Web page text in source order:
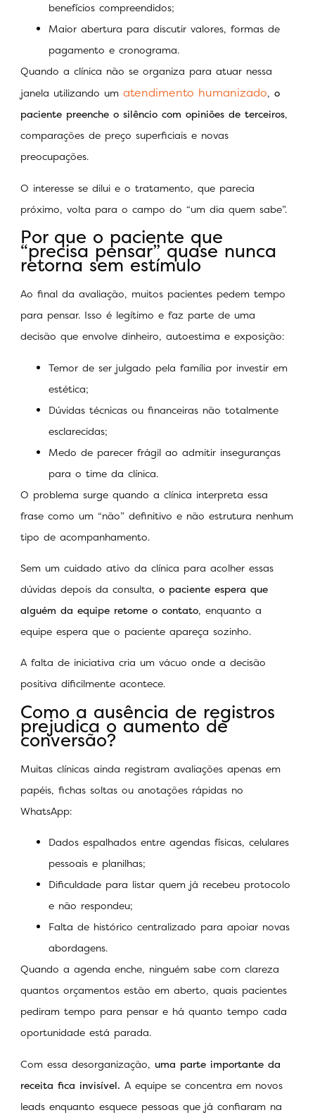
benefícios compreendidos;
Maior abertura para discutir valores, formas de
pagamento e cronograma.
Quando a clínica não se organiza para atuar nessa
janela utilizando um atendimento humanizado, o
paciente preenche o silêncio com opiniões de terceiros,
comparações de preço superficiais e novas
preocupações.
O interesse se dilui e o tratamento, que parecia
próximo, volta para o campo do “um dia quem sabe”.
Por que o paciente que
“precisa pensar” quase nunca
retorna sem estímulo
Ao final da avaliação, muitos pacientes pedem tempo
para pensar. Isso é legítimo e faz parte de uma
decisão que envolve dinheiro, autoestima e exposição:
Temor de ser julgado pela família por investir em
estética;
Dúvidas técnicas ou financeiras não totalmente
esclarecidas;
Medo de parecer frágil ao admitir inseguranças
para o time da clínica.
O problema surge quando a clínica interpreta essa
frase como um “não” definitivo e não estrutura nenhum
tipo de acompanhamento.
Sem um cuidado ativo da clínica para acolher essas
dúvidas depois da consulta, o paciente espera que
alguém da equipe retome o contato, enquanto a
equipe espera que o paciente apareça sozinho.
A falta de iniciativa cria um vácuo onde a decisão
positiva dificilmente acontece.
Como a ausência de registros
prejudica o aumento de
conversão?
Muitas clínicas ainda registram avaliações apenas em
papéis, fichas soltas ou anotações rápidas no
WhatsApp:
Dados espalhados entre agendas físicas, celulares
pessoais e planilhas;
Dificuldade para listar quem já recebeu protocolo
e não respondeu;
Falta de histórico centralizado para apoiar novas
abordagens.
Quando a agenda enche, ninguém sabe com clareza
quantos orçamentos estão em aberto, quais pacientes
pediram tempo para pensar e há quanto tempo cada
oportunidade está parada.
Com essa desorganização, uma parte importante da
receita fica invisível. A equipe se concentra em novos
leads enquanto esquece pessoas que já confiaram na